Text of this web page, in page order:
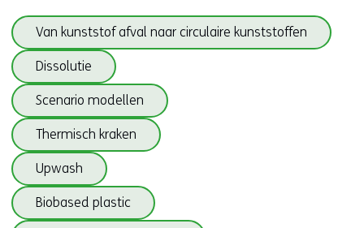
Sla
navigatie
Van kunststof afval naar circulaire kunststoffen
Dissolutie
Scenario modellen
Thermisch kraken
Upwash
Biobased plastic